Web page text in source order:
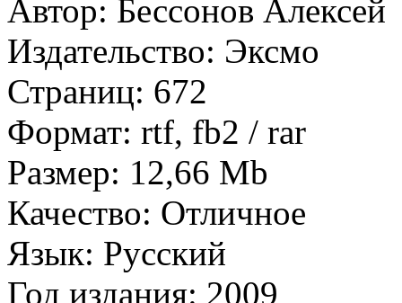
Автор: Бессонов Алексей
Издательство: Эксмо
Страниц: 672
Формат: rtf, fb2 / rar
Размер: 12,66 Mb
Качество: Отличное
Язык: Русский
Год издания: 2009